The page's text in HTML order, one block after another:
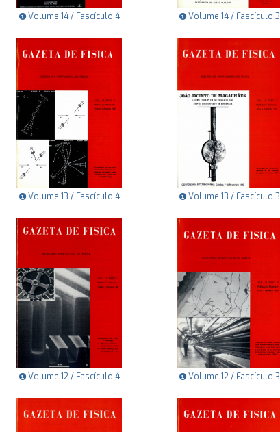
Volume 14 / Fascículo 4 Volume 14 / Fascículo 3
Volume 13 / Fascículo 4 Volume 13 / Fascículo 3
Volume 12 / Fascículo 4 Volume 12 / Fascículo 3